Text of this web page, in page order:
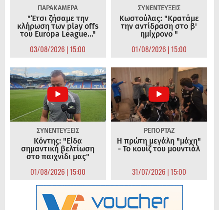
ΠΑΡΑΚΑΜΕΡΑ
"Έτσι ζήσαμε την
κλήρωση των play offs
του Europa League..."
03/08/2026 | 15:00
ΣΥΝΕΝΤΕΥΞΕΙΣ
Κωστούλας: "Κρατάμε
την αντίδραση στο β'
ημίχρονο "
01/08/2026 | 15:00
ΣΥΝΕΝΤΕΥΞΕΙΣ
Κόντης: "Είδα
σημαντική βελτίωση
στο παιχνίδι μας"
01/08/2026 | 15:00
ΡΕΠΟΡΤΑΖ
Η πρώτη μεγάλη "μάχη"
- Το κουίζ του μουντιάλ
31/07/2026 | 15:00